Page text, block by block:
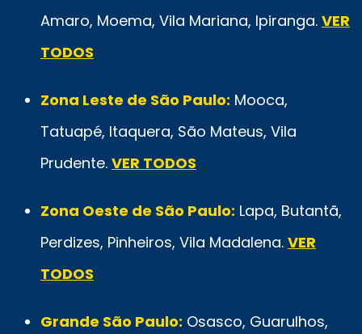
Amaro, Moema, Vila Mariana, Ipiranga. VER
TODOS
Zona Leste de São Paulo: Mooca,
Tatuapé, Itaquera, São Mateus, Vila
Prudente. VER TODOS
Zona Oeste de São Paulo: Lapa, Butantã,
Perdizes, Pinheiros, Vila Madalena. VER
TODOS
Grande São Paulo: Osasco, Guarulhos,